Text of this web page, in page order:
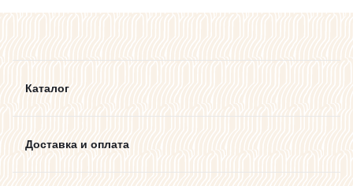
Каталог
Доставка и оплата